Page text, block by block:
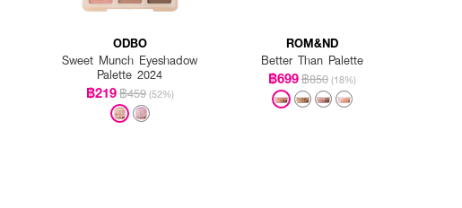
ODBO
Sweet Munch Eyeshadow
Palette 2024
฿219฿459 (52%)
ROM&ND
Better Than Palette
฿699฿850 (18%)